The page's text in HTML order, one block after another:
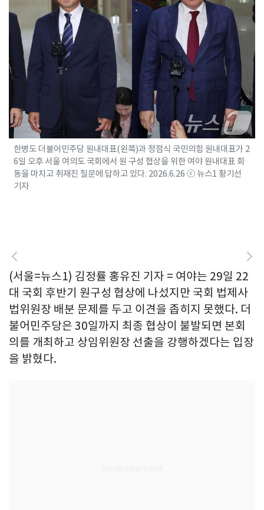
한병도 더불어민주당 원내대표(왼쪽)과 정점식 국민의힘 원내대표가 2
6일 오후 서울 여의도 국회에서 원 구성 협상을 위한 여야 원내대표 회
동을 마치고 취재진 질문에 답하고 있다. 2026.6.26 ⓒ 뉴스1 황기선
기자
(서울=뉴스1) 김정률 홍유진 기자 = 여야는 29일 22
대 국회 후반기 원구성 협상에 나섰지만 국회 법제사
법위원장 배분 문제를 두고 이견을 좁히지 못했다. 더
불어민주당은 30일까지 최종 협상이 불발되면 본회
의를 개최하고 상임위원장 선출을 강행하겠다는 입장
을 밝혔다.